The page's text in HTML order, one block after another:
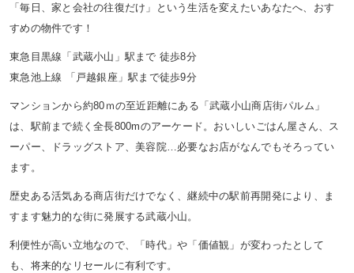
「毎日、家と会社の往復だけ」という生活を変えたいあなたへ、おす
すめの物件です！
東急目黒線「武蔵小山」駅まで 徒歩8分
東急池上線 「戸越銀座」駅まで徒歩9分
マンションから約80ｍの至近距離にある「武蔵小山商店街パルム」
は、駅前まで続く全長800mのアーケード。おいしいごはん屋さん、ス
ーパー、ドラッグストア、美容院…必要なお店がなんでもそろってい
ます。
歴史ある活気ある商店街だけでなく、継続中の駅前再開発により、ま
すます魅力的な街に発展する武蔵小山。
利便性が高い立地なので、「時代」や「価値観」が変わったとして
も、将来的なリセールに有利です。